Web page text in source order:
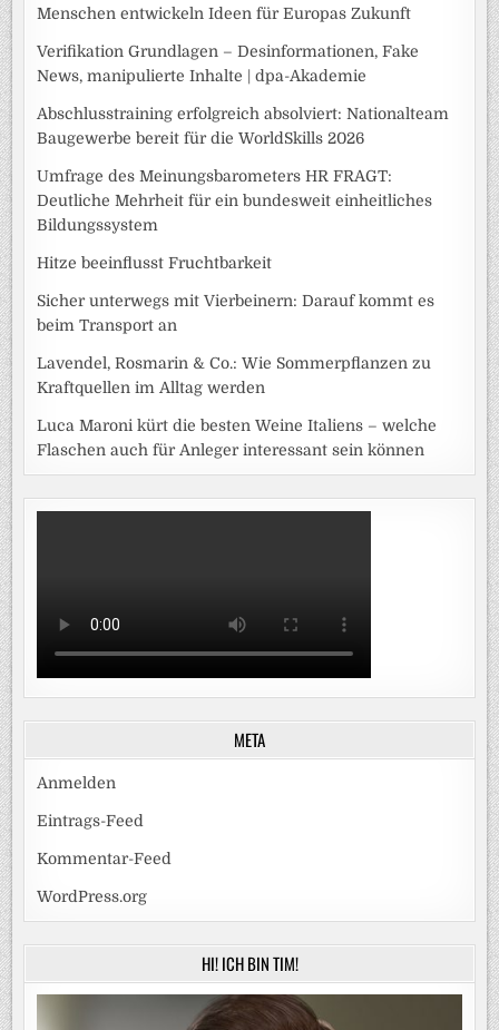
Menschen entwickeln Ideen für Europas Zukunft
Verifikation Grundlagen – Desinformationen, Fake
News, manipulierte Inhalte | dpa-Akademie
Abschlusstraining erfolgreich absolviert: Nationalteam
Baugewerbe bereit für die WorldSkills 2026
Umfrage des Meinungsbarometers HR FRAGT:
Deutliche Mehrheit für ein bundesweit einheitliches
Bildungssystem
Hitze beeinflusst Fruchtbarkeit
Sicher unterwegs mit Vierbeinern: Darauf kommt es
beim Transport an
Lavendel, Rosmarin & Co.: Wie Sommerpflanzen zu
Kraftquellen im Alltag werden
Luca Maroni kürt die besten Weine Italiens – welche
Flaschen auch für Anleger interessant sein können
META
Anmelden
Eintrags-Feed
Kommentar-Feed
WordPress.org
HI! ICH BIN TIM!